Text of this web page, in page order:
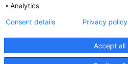
Suchen
nach:
Analytics
Accept all
Consent details Privacy policy